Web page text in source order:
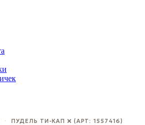
· ПУДЕЛЬ ТИ-КАП ❌ (АРТ: 1557416)